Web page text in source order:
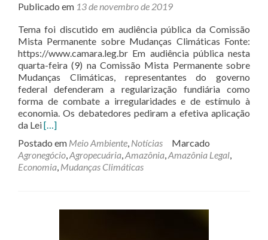
Publicado em 13 de novembro de 2019
Tema foi discutido em audiência pública da Comissão
Mista Permanente sobre Mudanças Climáticas Fonte:
https://www.camara.leg.br Em audiência pública nesta
quarta-feira (9) na Comissão Mista Permanente sobre
Mudanças Climáticas, representantes do governo
federal defenderam a regularização fundiária como
forma de combate a irregularidades e de estímulo à
economia. Os debatedores pediram a efetiva aplicação
da LeiLeia
sobreGoverno
defende
regularização
aquecer
[…]
Postado em Meio Ambiente, Notícias
Marcado
Agronegócio,Agropecuária,Amazônia,Amazônia Legal,
Economia, Mudanças Climáticas